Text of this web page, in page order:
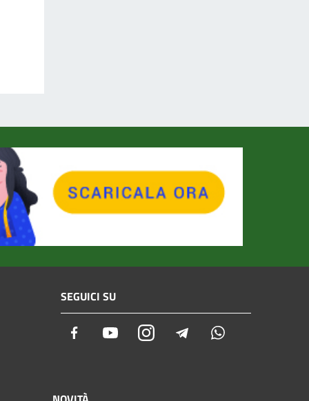
SEGUICI SU
Facebook YoutubeInstagramTelegram